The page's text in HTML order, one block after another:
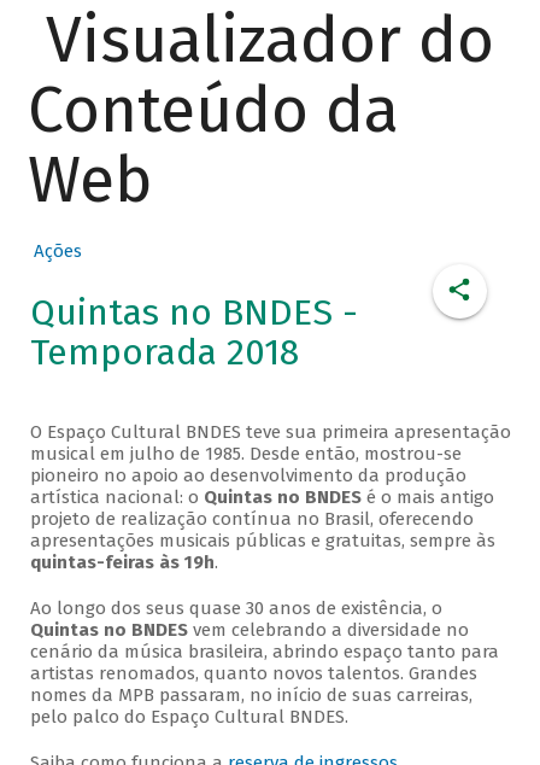
Visualizador do
Conteúdo da
Web
Ações
Quintas no BNDES -
Temporada 2018
O Espaço Cultural BNDES teve sua primeira apresentação
musical em julho de 1985. Desde então, mostrou-se
pioneiro no apoio ao desenvolvimento da produção
artística nacional: o Quintas no BNDESé o mais antigo
projeto de realização contínua no Brasil, oferecendo
apresentações musicais públicas e gratuitas, sempre às
quintas-feiras às 19h.
Ao longo dos seus quase 30 anos de existência, o
Quintas no BNDESvem celebrando a diversidade no
cenário da música brasileira, abrindo espaço tanto para
artistas renomados, quanto novos talentos. Grandes
nomes da MPB passaram, no início de suas carreiras,
pelo palco do Espaço Cultural BNDES.